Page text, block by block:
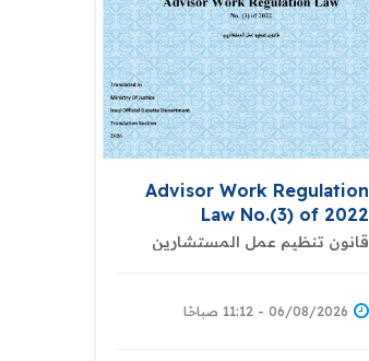
Advisor Work Regulation
Law No.(3) of 2022
قانون تنظيم عمل المستشارين
06/08/2026 - 11:12 صباحًا